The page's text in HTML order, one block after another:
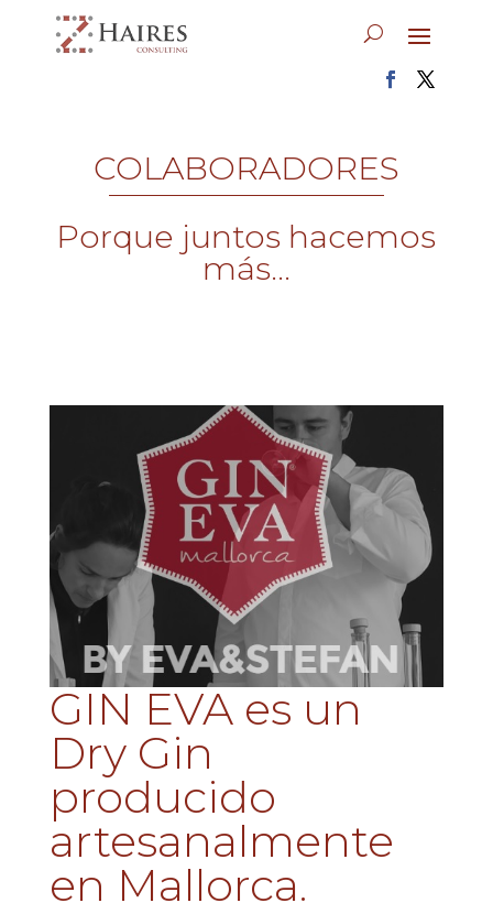
COLABORADORES
Porque juntos hacemos
más...
GIN EVA es un
Dry Gin
producido
artesanalmente
en Mallorca.